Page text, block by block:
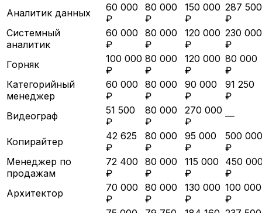
Аналитик данных
60 000
₽
80 000
₽
150 000
₽
287 500
₽
Системный
аналитик
60 000
₽
80 000
₽
120 000
₽
230 000
₽
Горняк
100 000
₽
80 000
₽
120 000
₽
80 000
₽
Категорийный
менеджер
60 000
₽
80 000
₽
90 000
₽
91 250
₽
Видеограф
51 500
₽
80 000
₽
270 000
₽
—
Копирайтер
42 625
₽
80 000
₽
95 000
₽
500 000
₽
Менеджер по
продажам
72 400
₽
80 000
₽
115 000
₽
450
₽
Архитектор
70 000
₽
80 000
₽
130 000
₽
100 000
₽